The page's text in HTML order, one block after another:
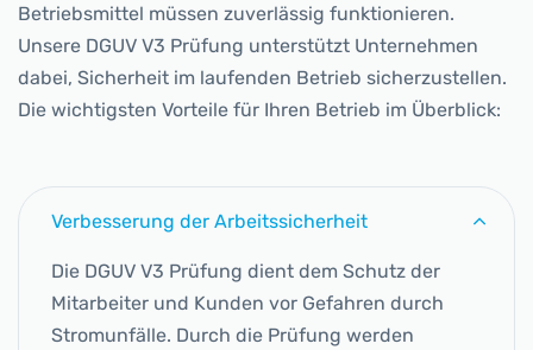
Betriebsmittel müssen zuverlässig funktionieren.
Unsere DGUV V3 Prüfung unterstützt Unternehmen
dabei, Sicherheit im laufenden Betrieb sicherzustellen.
Die wichtigsten Vorteile für Ihren Betrieb im Überblick:
Verbesserung der Arbeitssicherheit
Die DGUV V3 Prüfung dient dem Schutz der
Mitarbeiter und Kunden vor Gefahren durch
Stromunfälle. Durch die Prüfung werden